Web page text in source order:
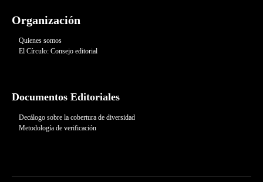
Organización
Quienes somos
El Círculo: Consejo editorial
Documentos Editoriales
Decálogo sobre la cobertura de diversidad
Metodología de verificación